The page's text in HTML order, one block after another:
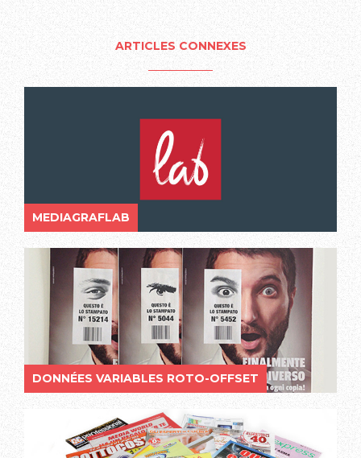
ARTICLES CONNEXES
MEDIAGRAFLAB
DONNÉES VARIABLES ROTO-OFFSET